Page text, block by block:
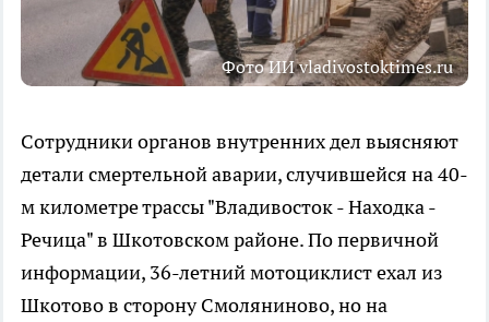
Фото ИИ vladivostoktimes.ru
Сотрудники органов внутренних дел выясняют
детали смертельной аварии, случившейся на 40-
м километре трассы "Владивосток - Находка -
Речица" в Шкотовском районе. По первичной
информации, 36-летний мотоциклист ехал из
Шкотово в сторону Смоляниново, но на